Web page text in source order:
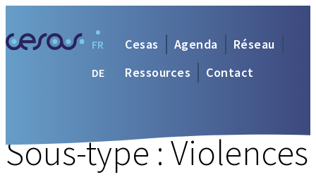
Cesas Agenda
Réseau
Ressources
Contact
FR
DE
Sous-type :Violences